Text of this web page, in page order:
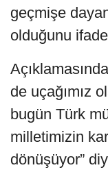
geçmişe
olduğunu
de uçağımız
bugün Türk
milletimizin
dönüşüyor”